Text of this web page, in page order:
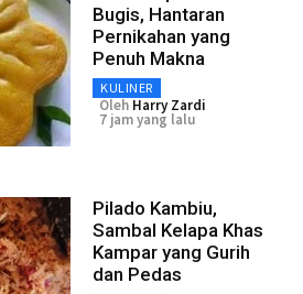
Bugis, Hantaran
Pernikahan yang
Penuh Makna
KULINER
Oleh Harry Zardi
7 jam yang lalu
Pilado Kambiu,
Sambal Kelapa Khas
Kampar yang Gurih
dan Pedas